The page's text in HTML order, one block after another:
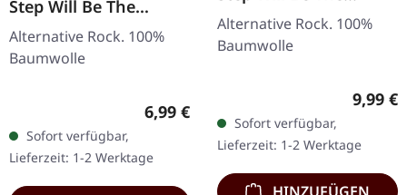
Step Will Be The
Hardest | GIRLIE
Alternative Rock. 100%
Baumwolle
Regulärer Preis:
6,99 €
Sofort verfügbar,
Lieferzeit: 1-2 Werktage
Hardest | T-SHIRT
Alternative Rock. 100%
Baumwolle
9,99 €
Sofort verfügbar,
Lieferzeit: 1-2 Werktage